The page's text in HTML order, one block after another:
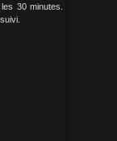
30 minutes.